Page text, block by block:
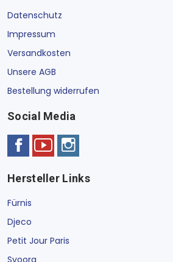
Datenschutz
Impressum
Versandkosten
Unsere AGB
Bestellung widerrufen
Social Media
Hersteller Links
Fürnis
Djeco
Petit Jour Paris
Svoora